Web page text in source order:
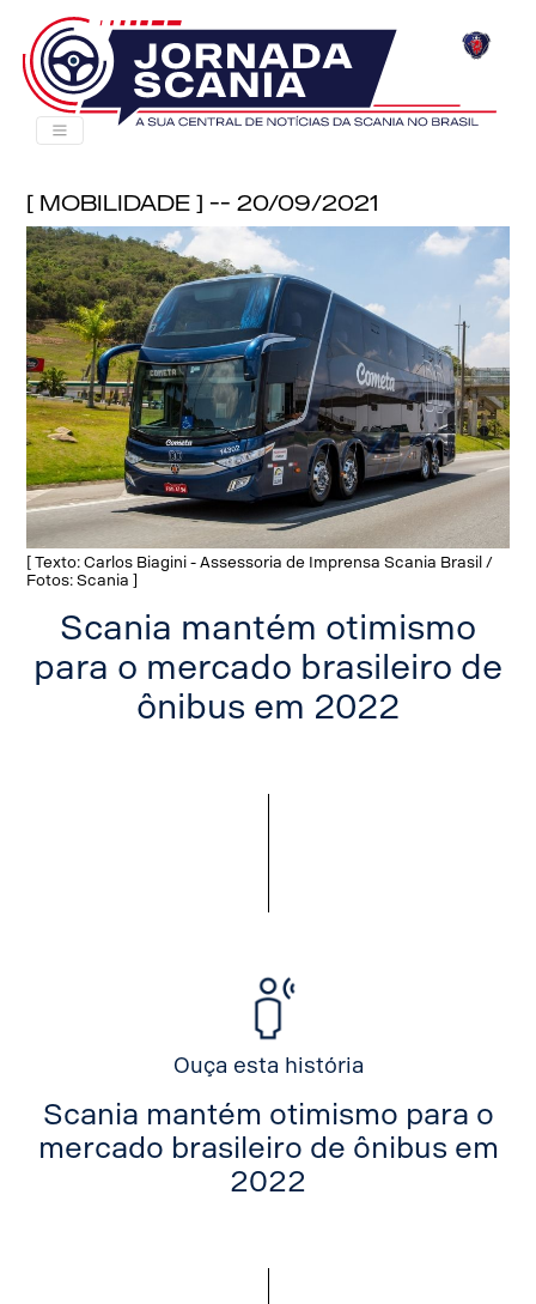
[ Mobilidade ] -- 20/09/2021
[ Texto: Carlos Biagini - Assessoria de Imprensa Scania Brasil /
Fotos: Scania ]
Scania mantém otimismo
para o mercado brasileiro de
ônibus em 2022
Ouça esta história
Scania mantém otimismo para o
mercado brasileiro de ônibus em
2022